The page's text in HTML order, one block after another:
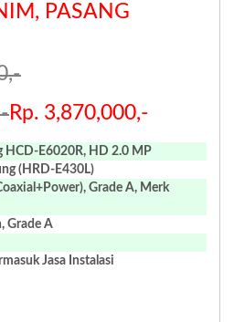
PASANG
Rp. 3,870,000,-
HCD-E6020R, HD 2.0 MP
(HRD-E430L)
Grade A, Merk
Grade A
Jasa Instalasi